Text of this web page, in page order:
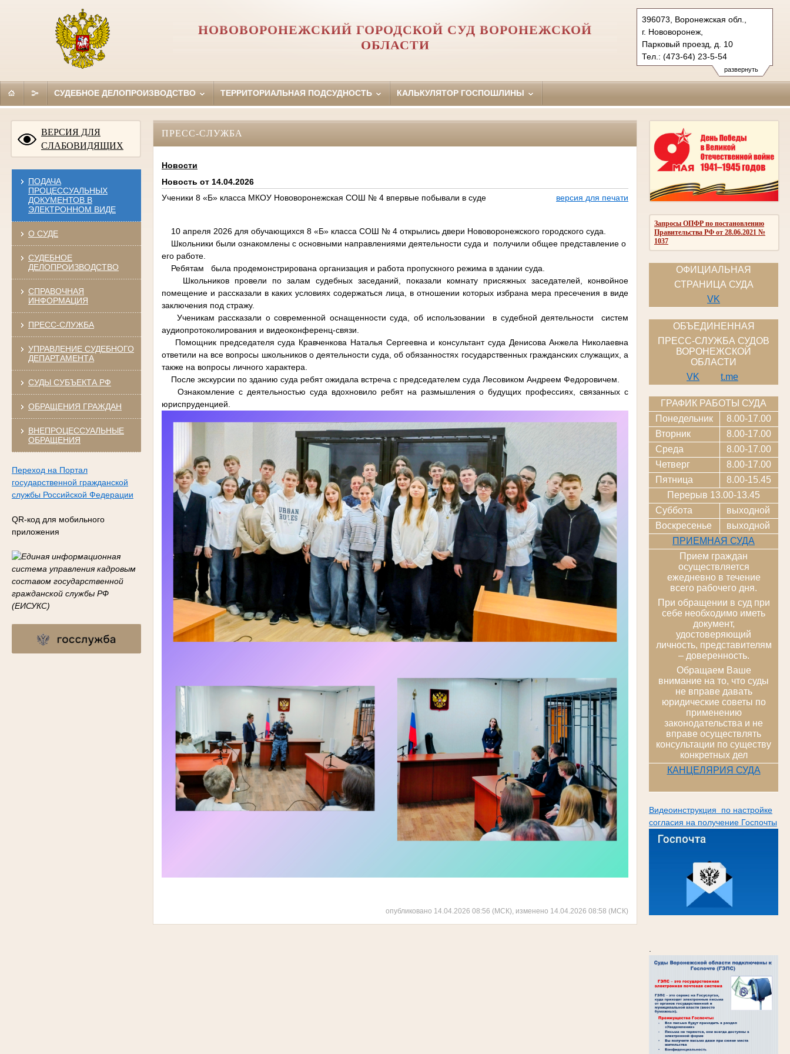
развернуть
396073, Воронежская обл.,
г. Нововоронеж,
Парковый проезд, д. 10
Тел.: (473-64) 23-5-54
novovoronezhsky.vrn@sudrf.ru
НОВОВОРОНЕЖСКИЙ ГОРОДСКОЙ СУД ВОРОНЕЖСКОЙ
ОБЛАСТИ
СУДЕБНОЕ ДЕЛОПРОИЗВОДСТВО ТЕРРИТОРИАЛЬНАЯ ПОДСУДНОСТЬ КАЛЬКУЛЯТОР ГОСПОШЛИНЫ
ВЕРСИЯ ДЛЯ
СЛАБОВИДЯЩИХ
ПОДАЧА
ПРОЦЕССУАЛЬНЫХ
ДОКУМЕНТОВ В
ЭЛЕКТРОННОМ ВИДЕ
О СУДЕ
СУДЕБНОЕ
ДЕЛОПРОИЗВОДСТВО
СПРАВОЧНАЯ
ИНФОРМАЦИЯ
ПРЕСС-СЛУЖБА
УПРАВЛЕНИЕ СУДЕБНОГО
ДЕПАРТАМЕНТА
СУДЫ СУБЪЕКТА РФ
ОБРАЩЕНИЯ ГРАЖДАН
ВНЕПРОЦЕССУАЛЬНЫЕ
ОБРАЩЕНИЯ
Переход на Портал
государственной гражданской
службы Российской Федерации
QR-код для мобильного
приложения
Запросы ОПФР по постановлению
Правительства РФ от 28.06.2021 №
1037
ОФИЦИАЛЬНАЯ
СТРАНИЦА СУДА
VK
ОБЪЕДИНЕННАЯ
ПРЕСС-СЛУЖБА СУДОВ
ВОРОНЕЖСКОЙ
ОБЛАСТИ
VK
t.me
ГРАФИК РАБОТЫ СУДА
Понедельник
8.00-17.00
Вторник
8.00-17.00
Среда
8.00-17.00
Четверг
8.00-17.00
Пятница
8.00-15.45
Перерыв 13.00-13.45
Суббота
выходной
Воскресенье
выходной
ПРИЕМНАЯ СУДА
Прием граждан
осуществляется
ежедневно в течение
всего рабочего дня.
При обращении в суд при
себе необходимо иметь
документ,
удостоверяющий
личность, представителям
– доверенность.
Обращаем Ваше
внимание на то, что суды
не вправе давать
юридические советы по
применению
законодательства и не
вправе осуществлять
консультации по существу
конкретных дел
КАНЦЕЛЯРИЯ СУДА
Видеоинструкция по настройке
согласия на получение Госпочты
ПРЕСС-СЛУЖБА
Новости
Новость от 14.04.2026
Ученики 8 «Б» класса МКОУ Нововоронежская СОШ № 4 впервые побывали в суде
версия для печати
10 апреля 2026 для обучающихся 8 «Б» класса СОШ № 4 открылись двери Нововоронежского городского суда.
Школьники были ознакомлены с основными направлениями деятельности суда и получили общее представление о
его работе.
Ребятам была продемонстрирована организация и работа пропускного режима в здании суда.
Школьников провели по залам судебных заседаний, показали комнату присяжных заседателей, конвойное
помещение и рассказали в каких условиях содержаться лица, в отношении которых избрана мера пресечения в виде
заключения под стражу.
Ученикам рассказали о современной оснащенности суда, об использовании в судебной деятельности систем
аудиопротоколирования и видеоконференц-связи.
Помощник председателя суда Кравченкова Наталья Сергеевна и консультант суда Денисова Анжела Николаевна
ответили на все вопросы школьников о деятельности суда, об обязанностях государственных гражданских служащих, а
также на вопросы личного характера.
После экскурсии по зданию суда ребят ожидала встреча с председателем суда Лесовиком Андреем Федоровичем.
Ознакомление с деятельностью суда вдохновило ребят на размышления о будущих профессиях, связанных с
юриспруденцией.
опубликовано 14.04.2026 08:56 (МСК), изменено 14.04.2026 08:58 (МСК)